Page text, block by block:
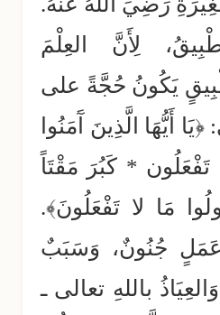
لِأَنَّ العِلْمَ
يَكُونُ حُجَّةً على
أَيُّهَا الَّذِينَ آَمَنُوا
تَفْعَلُون * كَبُرَ مَقْتَاً
مَا لا تَفْعَلُونَ﴾.
عَمَلٍ جُنُونٌ، وَسَبَبٌ
باللهِ تعالى ـ